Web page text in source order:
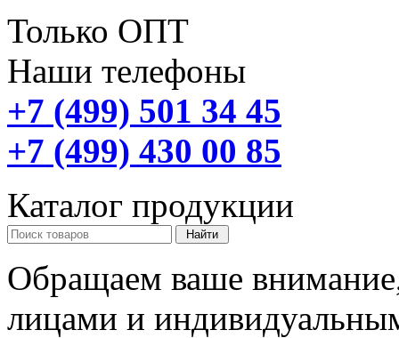
Только ОПТ
Наши телефоны
+7 (499) 501 34 45
+7 (499) 430 00 85
Каталог продукции
Обращаем ваше
лицами и